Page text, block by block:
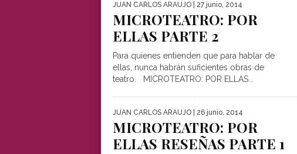
JUAN CARLOS ARAUJO | 27 junio, 2014
MICROTEATRO: POR
ELLAS PARTE 2
Para quienes entienden que para hablar de
ellas, nunca habrán suficientes obras de
teatro. MICROTEATRO: POR ELLAS...
JUAN CARLOS ARAUJO | 26 junio, 2014
MICROTEATRO: POR
ELLAS RESEÑAS PARTE 1